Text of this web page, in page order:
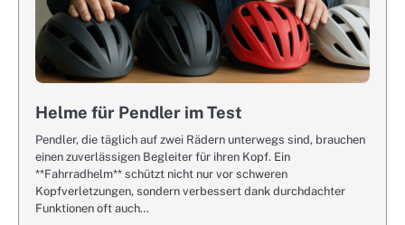
Helme für Pendler im Test
Pendler, die täglich auf zwei Rädern unterwegs sind, brauchen
einen zuverlässigen Begleiter für ihren Kopf. Ein
**Fahrradhelm** schützt nicht nur vor schweren
Kopfverletzungen, sondern verbessert dank durchdachter
Funktionen oft auch…